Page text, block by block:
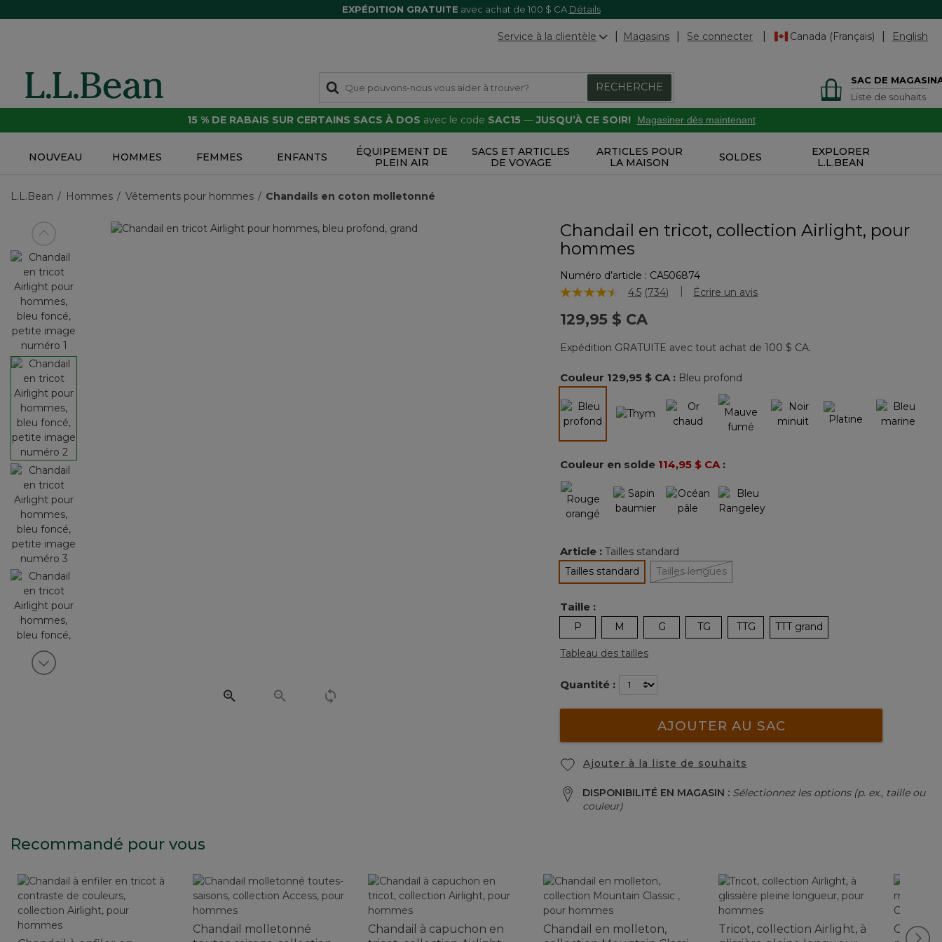
EXPÉDITION GRATUITE avec achat de 100 $ CA Détails
Service à la clientèle Magasins Se connecter Canada (Français) English
RECHERCHE
SAC DE
Liste de souhaits
15 % DE RABAIS SUR CERTAINS SACS À DOS avec le code SAC15 —JUSQU’À CE SOIR! Magasiner dès maintenant
NOUVEAU HOMMES FEMMES ENFANTS
ÉQUIPEMENT DE
PLEIN AIR
SACS ET ARTICLES
DE VOYAGE
ARTICLES POUR
LA MAISON
SOLDES
EXPLORER
L.L.BEAN
L.L.Bean Hommes Vêtements pour hommes Chandails en coton molletonné
Voir article précédent
Voir article suivant
Chandail en tricot, collection Airlight, pour
hommes
Numéro d’article : CA506874
3,1 sur 5 Évaluation des clients
4.5 Lire
734
Lien
vers
même
page.
(734) Écrire un avis
129,95 $ CA
Expédition GRATUITE avec tout achat de 100 $ CA.
Couleur 129,95 $ CA: Bleu profond
Couleur en solde 114,95 $ CA:
Article : Tailles standard
Tailles standard
sélectionné
Tailles longues
Taille :
P M G TG TTG TTT grand
Tableau des tailles
Quantité :
AJOUTER AU SAC
Ajouter à la liste de souhaits
DISPONIBILITÉ EN MAGASIN : Sélectionnez les options (p. ex., taille ou
couleur)
Recommandé pour vous
Chandail molletonné
Chandail à capuchon en
Chandail en molleton,
Tricot, collection Airlight, à